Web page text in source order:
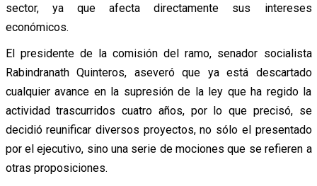
sector, ya que afecta directamente sus intereses
económicos.
El presidente de la comisión del ramo, senador socialista
Rabindranath Quinteros, aseveró que ya está descartado
cualquier avance en la supresión de la ley que ha regido la
actividad trascurridos cuatro años, por lo que precisó, se
decidió reunificar diversos proyectos, no sólo el presentado
por el ejecutivo, sino una serie de mociones que se refieren a
otras proposiciones.